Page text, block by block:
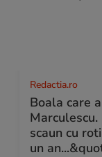
Redactia.ro
Boala care
scaun cu
un